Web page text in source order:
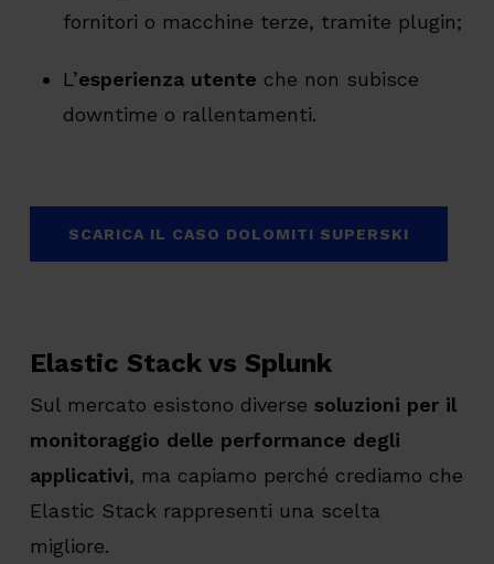
fornitori o macchine terze, tramite plugin;
L’esperienza utente che non subisce
downtime o rallentamenti.
SCARICA IL CASO DOLOMITI SUPERSKI
Elastic Stack vs Splunk
Sul mercato esistono diverse soluzioni per il
monitoraggio delle performance degli
applicativi, ma capiamo perché crediamo che
Elastic Stack rappresenti una scelta
migliore.